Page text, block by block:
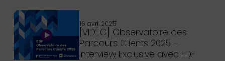
16 avril 2025
[VIDÉO] Observatoire des
Parcours Clients 2025 –
Interview Exclusive avec EDF